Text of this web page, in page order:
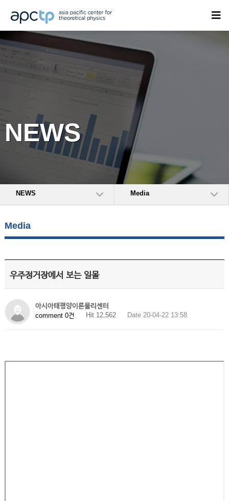
NEWS
NEWS Media
Media
우주정거장에서 보는 일몰
아시아태평양이론물리센터
comment 0건
Hit 12,562 Date 20-04-22 13:58